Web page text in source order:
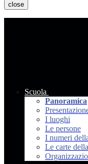
close
Scuola
Panoramica
I luoghi
Le persone
I numeri
Le carte